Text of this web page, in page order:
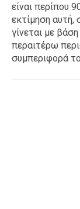
AGENDA
Agenda
είναι περίπου
εκτίμηση αυτή,
γίνεται με
περαιτέρω
συμπεριφορά